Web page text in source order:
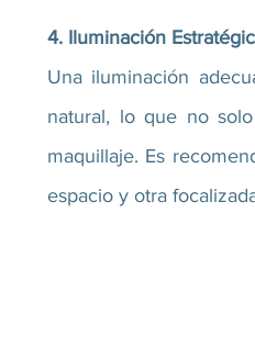
4. Iluminación
Una iluminación
natural, lo que no
maquillaje. Es
espacio y otra